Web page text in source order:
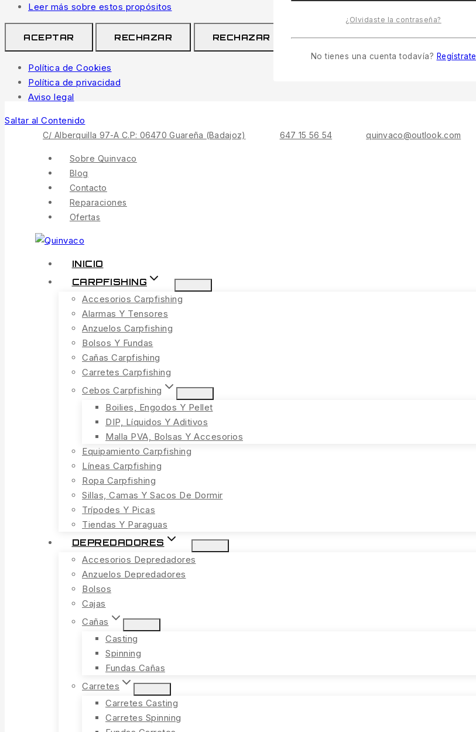
Leer más sobre estos propósitos
ACEPTAR RECHAZAR RECHAZAR RECHAZAR Rechazar
Política de Cookies
Política de privacidad
Aviso legal
Saltar al Contenido
C/ Alberquilla 97-A C.P: 06470 Guareña (Badajoz) 647 15 56 54 quinvaco@outlook.com
Sobre Quinvaco
Blog
Contacto
Reparaciones
Ofertas
INICIO
CARPFISHING
Accesorios Carpfishing
Alarmas Y Tensores
Anzuelos Carpfishing
Bolsos Y Fundas
Cañas Carpfishing
Carretes Carpfishing
Cebos Carpfishing
Boilies, Engodos Y Pellet
DIP, Líquidos Y Aditivos
Malla PVA, Bolsas Y Accesorios
Equipamiento Carpfishing
Líneas Carpfishing
Ropa Carpfishing
Sillas, Camas Y Sacos De Dormir
Trípodes Y Picas
Tiendas Y Paraguas
DEPREDADORES
Accesorios Depredadores
Anzuelos Depredadores
Bolsos
Cajas
Cañas
Casting
Spinning
Fundas Cañas
Carretes
Carretes Casting
Carretes Spinning
¿Olvidaste la contraseña?
No tienes una cuenta todavía? Regístrate